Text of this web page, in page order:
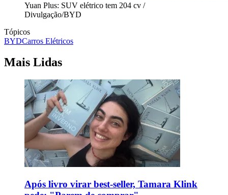
Yuan Plus: SUV elétrico tem 204 cv /
Divulgação/BYD
Tópicos
BYDCarros Elétricos
Mais Lidas
Após livro virar best-seller, Tamara Klink